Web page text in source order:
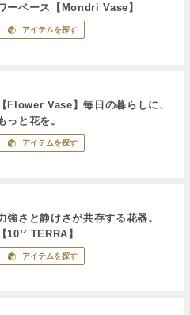
ーベース【Mondri Vase】
アイテムを探す
【Flower Vase】毎日の暮らしに、
っと花を。
アイテムを探す
強さと静けさが共存する花器。
【10¹² TERRA】
アイテムを探す